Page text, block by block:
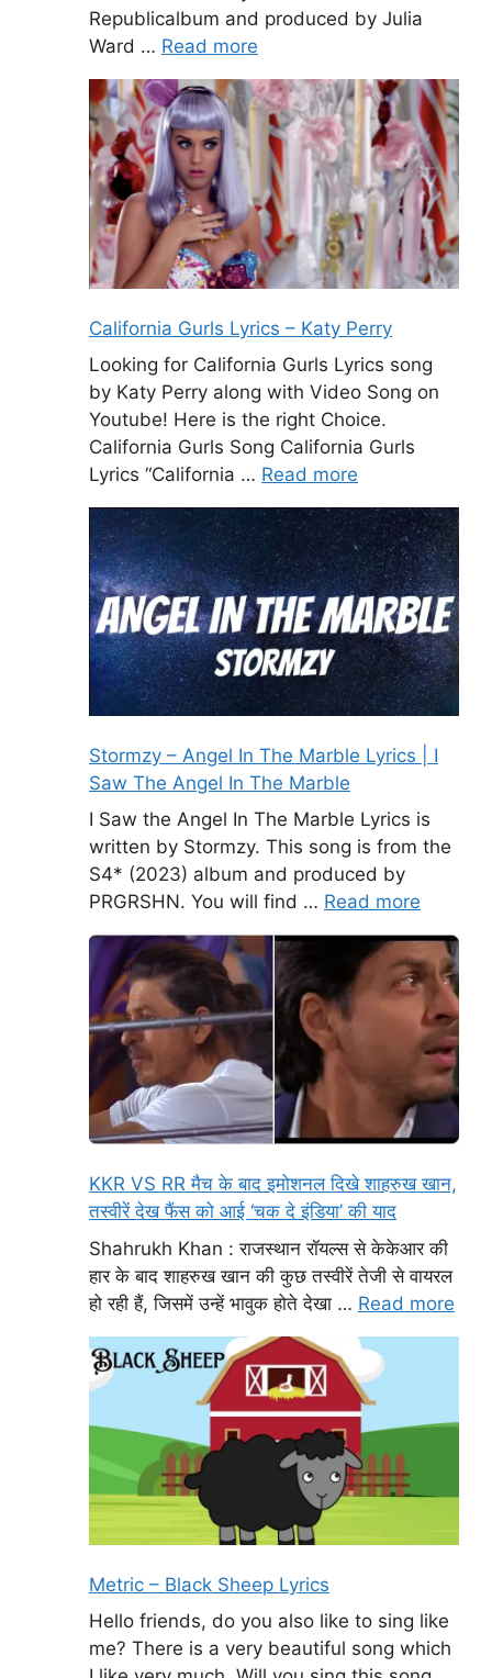
Republicalbum and produced by Julia
Ward … Read more
California Gurls Lyrics – Katy Perry
Looking for California Gurls Lyrics song
by Katy Perry along with Video Song on
Youtube! Here is the right Choice.
California Gurls Song California Gurls
Lyrics “California … Read more
Stormzy – Angel In The Marble Lyrics | I
Saw The Angel In The Marble
I Saw the Angel In The Marble Lyrics is
written by Stormzy. This song is from the
S4* (2023) album and produced by
PRGRSHN. You will find … Read more
KKR VS RR मैच के बाद इमोशनल दिखे शाहरुख खान,
तस्वीरें देख फैंस को आई ‘चक दे इंडिया’ की याद
Shahrukh Khan : राजस्थान रॉयल्स से केकेआर की
हार के बाद शाहरुख खान की कुछ तस्वीरें तेजी से वायरल
हो रही हैं, जिसमें उन्हें भावुक होते देखा … Read more
Metric – Black Sheep Lyrics
Hello friends, do you also like to sing like
me? There is a very beautiful song which